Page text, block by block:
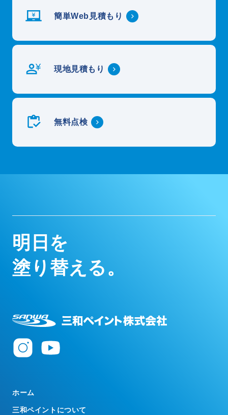
簡単Web見積もり
現地見積もり
無料点検
明 日 を
塗り替え る。
ホーム
三和ペイントについて